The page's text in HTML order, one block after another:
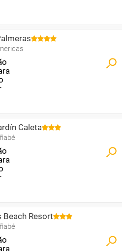
Caleta
Beach Resort